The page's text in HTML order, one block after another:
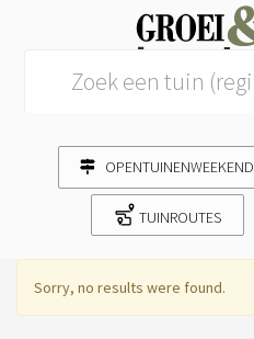
OPENTUINENWEEKEND
TUINROUTES
Sorry, no results were found.